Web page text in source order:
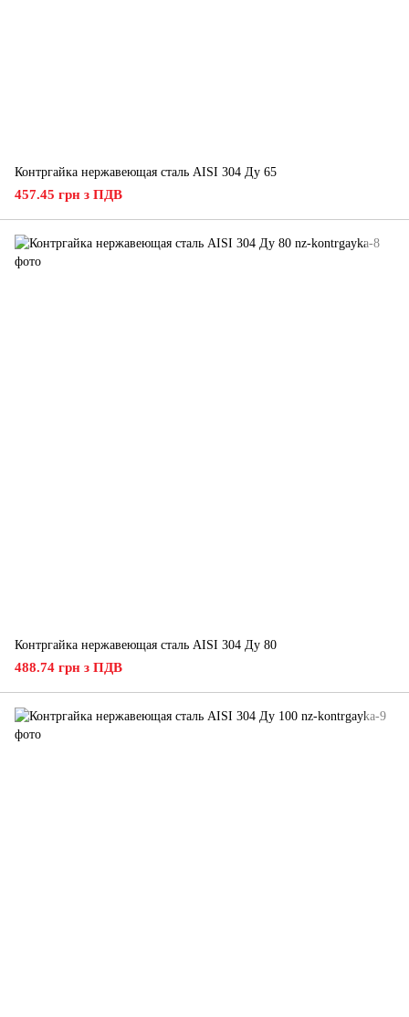
Контргайка нержавеющая сталь AISI 304 Ду 65
457.45 грн з ПДВ
Контргайка нержавеющая сталь AISI 304 Ду 80
488.74 грн з ПДВ